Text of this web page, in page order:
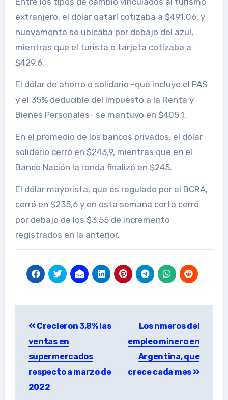
extranjero, el dólar qatarí cotizaba a $491,06, y
nuevamente se ubicaba por debajo del azul,
mientras que el turista o tarjeta cotizaba a
$429,6.
El dólar de ahorro o solidario -que incluye el PAS
y el 35% deducible del Impuesto a la Renta y
Bienes Personales- se mantuvo en $405,1.
En el promedio de los bancos privados, el dólar
solidario cerró en $243,9, mientras que en el
Banco Nación la ronda finalizó en $245.
El dólar mayorista, que es regulado por el BCRA,
cerró en $235,6 y en esta semana corta cerró
por debajo de los $3,55 de incremento
registrados en la anterior.
navigation
Crecieron 3,8% las
ventas en
supermercados
respecto a marzo de
2022
Los nmeros del
empleo minero en
Argentina, que
crece cada mes